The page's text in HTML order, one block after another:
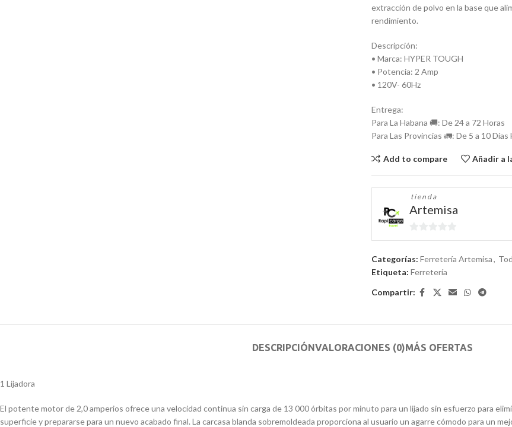
extracción de polvo en la base que
rendimiento.
Descripción:
• Marca: HYPER TOUGH
• Potencia: 2 Amp
• 120V- 60Hz
Entrega:
Para La Habana 🚚: De 24 a 72 Horas
Para Las Provincias 🚛: De 5 a 10 Días
Add to compare Añadir a
tienda
Artemisa
0
Categorías: Ferretería Artemisa,
Etiqueta: Ferretería
Compartir:
DESCRIPCIÓNVALORACIONES (0)MÁS OFERTAS
1 Lijadora
El potente motor de 2,0 amperios ofrece una velocidad continua sin carga de 13 000 órbitas por minuto para un lijado sin esfuerzo para
superficie y prepararse para un nuevo acabado final. La carcasa blanda sobremoldeada proporciona al usuario un agarre cómodo para un